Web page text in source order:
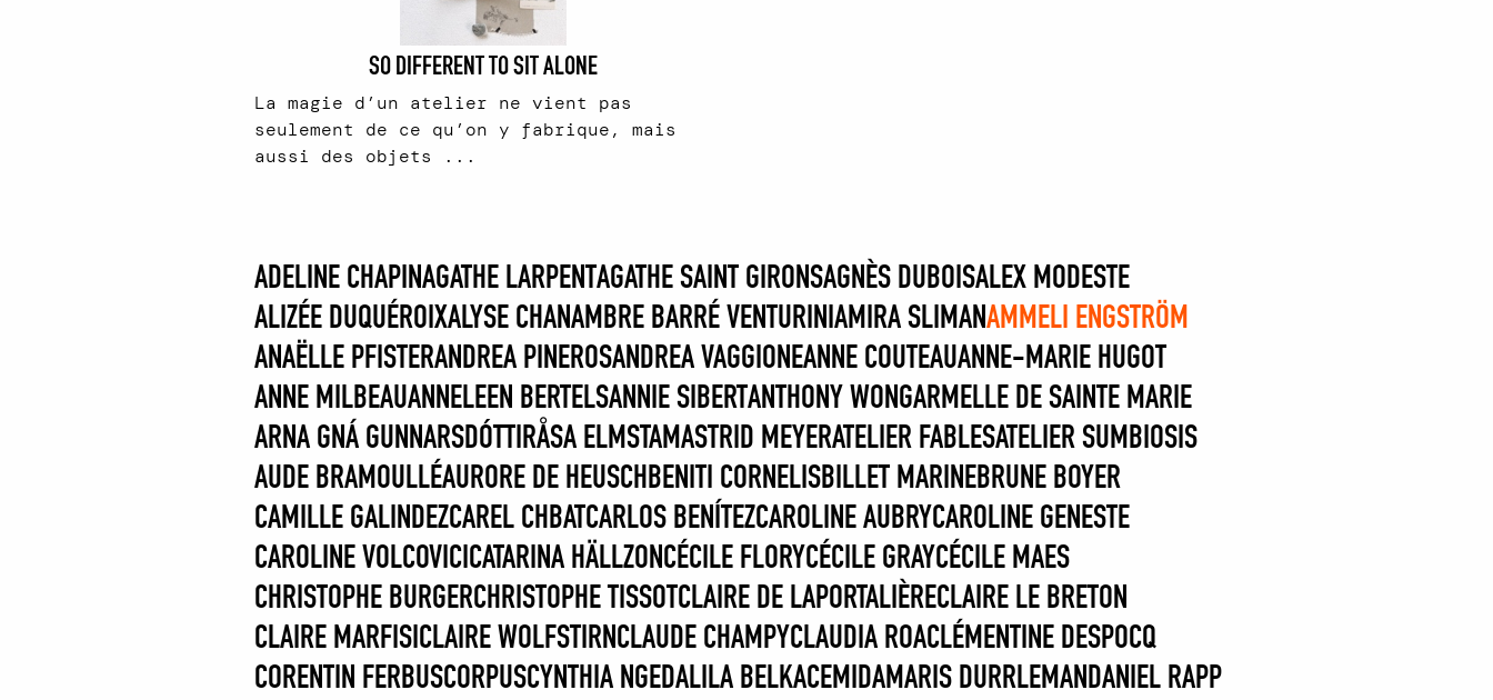
SO DIFFERENT TO SIT ALONE
La magie d’un atelier ne vient pas
seulement de ce qu’on y fabrique, mais
aussi des objets ...
ADELINE CHAPINAGATHE LARPENTAGATHE SAINT GIRONSAGNÈS DUBOISALEX MODESTE
ALIZÉE DUQUÉROIXALYSE CHANAMBRE BARRÉ VENTURINIAMIRA SLIMANAMMELI ENGSTRÖM
ANAËLLE PFISTERANDREA PINEROSANDREA VAGGIONEANNE COUTEAUANNE-MARIE HUGOT
ANNE MILBEAUANNELEEN BERTELSANNIE SIBERTANTHONY WONGARMELLE DE SAINTE MARIE
ARNA GNÁ GUNNARSDÓTTIRÅSA ELMSTAMASTRID MEYERATELIER FABLESATELIER SUMBIOSIS
AUDE BRAMOULLÉAURORE DE HEUSCHBENITI CORNELISBILLET MARINEBRUNE BOYER
CAMILLE GALINDEZCAREL CHBATCARLOS BENÍTEZCAROLINE AUBRYCAROLINE GENESTE
CAROLINE VOLCOVICICATARINA HÄLLZONCÉCILE FLORYCÉCILE GRAYCÉCILE MAES
CHRISTOPHE BURGERCHRISTOPHE TISSOTCLAIRE DE LAPORTALIÈRECLAIRE LE BRETON
CLAIRE MARFISICLAIRE WOLFSTIRNCLAUDE CHAMPYCLAUDIA ROACLÉMENTINE DESPOCQ
CORENTIN FERBUSCORPUSCYNTHIA NGEDALILA BELKACEMIDAMARIS DURRLEMANDANIEL RAPP